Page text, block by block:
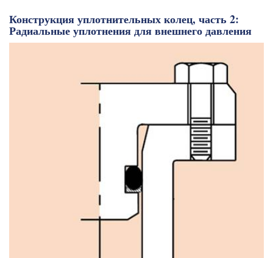
Конструкция уплотнительных колец, часть 2:
Радиальные уплотнения для внешнего давления